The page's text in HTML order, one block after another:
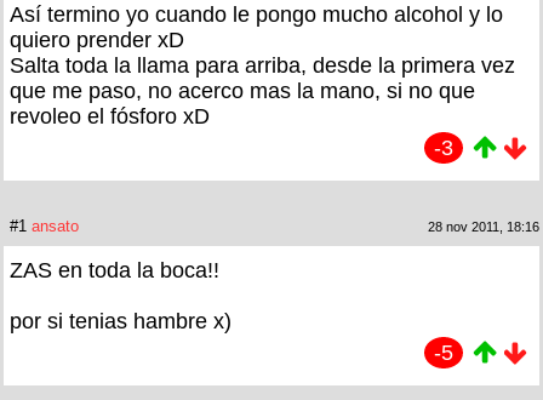
Así termino yo cuando le pongo mucho alcohol y lo
quiero prender xD
Salta toda la llama para arriba, desde la primera vez
que me paso, no acerco mas la mano, si no que
revoleo el fósforo xD
-3
#1 ansato 28 nov 2011, 18:16
ZAS en toda la boca!!
por si tenias hambre x)
-5